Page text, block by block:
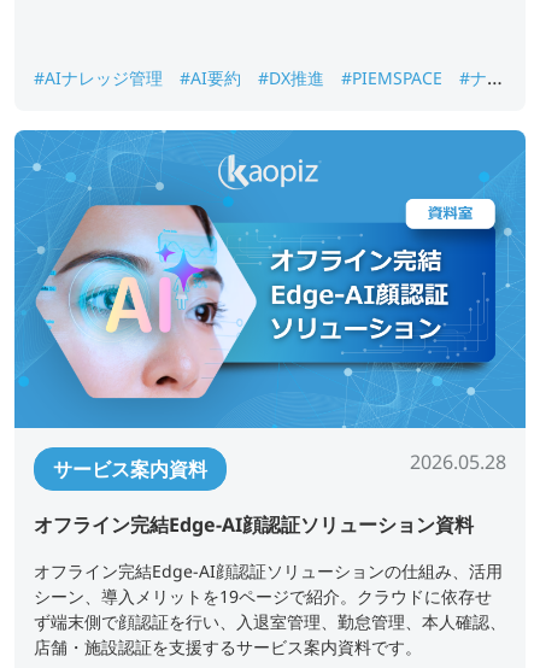
#AIナレッジ管理 #AI要約 #DX推進 #PIEMSPACE
#ナレ
サービス案内資料 2026.05.28
オフライン完結Edge-AI顔認証ソリューション資料
オフライン完結Edge-AI顔認証ソリューションの仕組み、活用
シーン、導入メリットを19ページで紹介。クラウドに依存せ
ず端末側で顔認証を行い、入退室管理、勤怠管理、本人確認、
店舗・施設認証を支援するサービス案内資料です。